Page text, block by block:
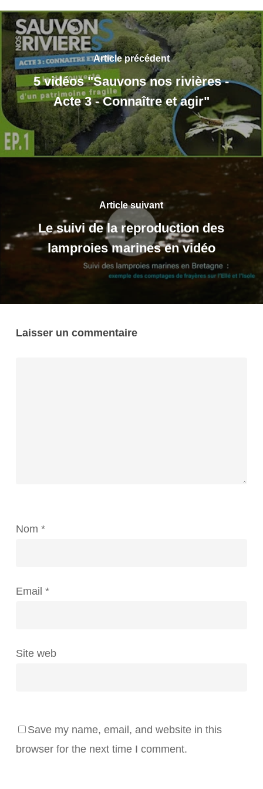
Article précédent
5 vidéos "Sauvons nos rivières -
Acte 3 - Connaître et agir"
Article suivant
Le suivi de la reproduction des
lamproies marines en vidéo
Laisser un commentaire
Nom *
Email *
Site web
Save my name, email, and website in this
browser for the next time I comment.